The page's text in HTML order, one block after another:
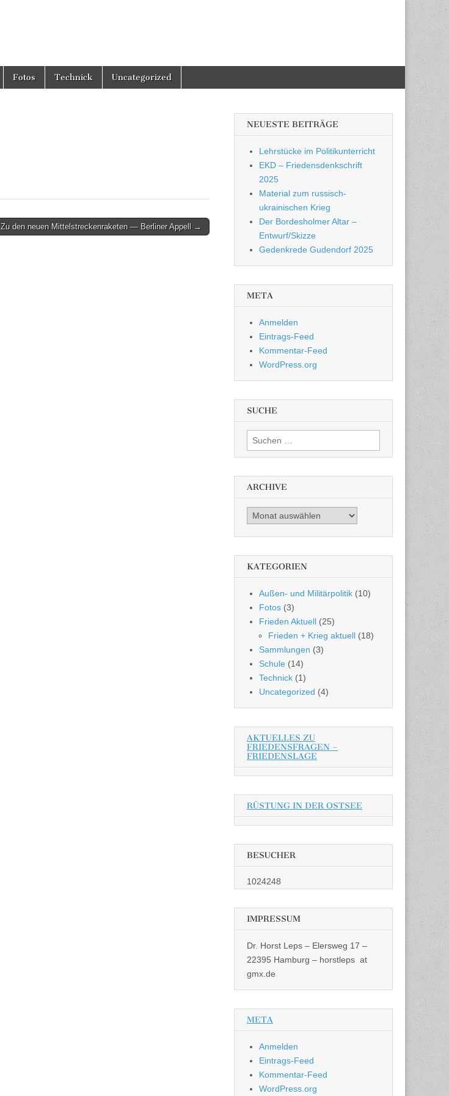
Fotos Technick Uncategorized
Zu den neuen Mittelstreckenraketen — Berliner Appell →
NEUESTE BEITRÄGE
Lehrstücke im Politikunterricht
EKD – Friedensdenkschrift
2025
Material zum russisch-
ukrainischen Krieg
Der Bordesholmer Altar –
Entwurf/Skizze
Gedenkrede Gudendorf 2025
META
Anmelden
Eintrags-Feed
Kommentar-Feed
WordPress.org
SUCHE
Suchen nach:
ARCHIVE
Archive
KATEGORIEN
Außen- und Militärpolitik (10)
Fotos (3)
Frieden Aktuell (25)
Frieden + Krieg aktuell (18)
Sammlungen (3)
Schule (14)
Technick (1)
Uncategorized (4)
AKTUELLES ZU
FRIEDENSFRAGEN –
FRIEDENSLAGE
RÜSTUNG IN DER OSTSEE
BESUCHER
1024248
IMPRESSUM
Dr. Horst Leps – Elersweg 17 –
22395 Hamburg – horstleps at
gmx.de
META
Anmelden
Eintrags-Feed
Kommentar-Feed
WordPress.org